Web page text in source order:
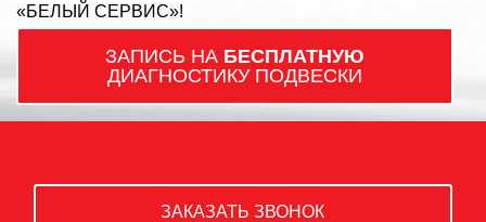
«БЕЛЫЙ СЕРВИС»!
ЗАПИСЬ НА БЕСПЛАТНУЮ
ДИАГНОСТИКУ ПОДВЕСКИ
ЗАКАЗАТЬ ЗВОНОК